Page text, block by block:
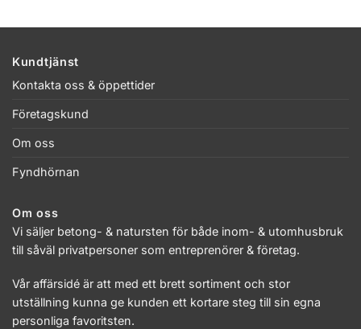
Kundtjänst
Kontakta oss & öppettider
Företagskund
Om oss
Fyndhörnan
Om oss
Vi säljer betong- & natursten för både inom- & utomhusbruk
till såväl privatpersoner som entreprenörer & företag.
Vår affärsidé är att med ett brett sortiment och stor
utställning kunna ge kunden ett kortare steg till sin egna
personliga favoritsten.